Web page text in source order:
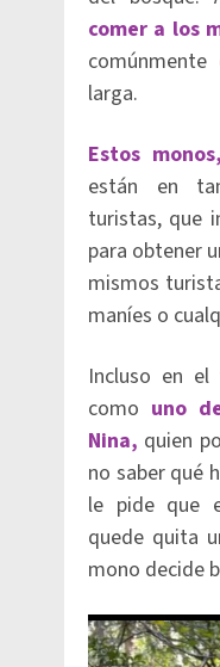
comer a los
larga.
Estos
están en
turistas, que
para obtener
mismos
maníes o
Incluso en el
como uno
Nina, quien
no saber qué
le pide que
quede quita
mono decide